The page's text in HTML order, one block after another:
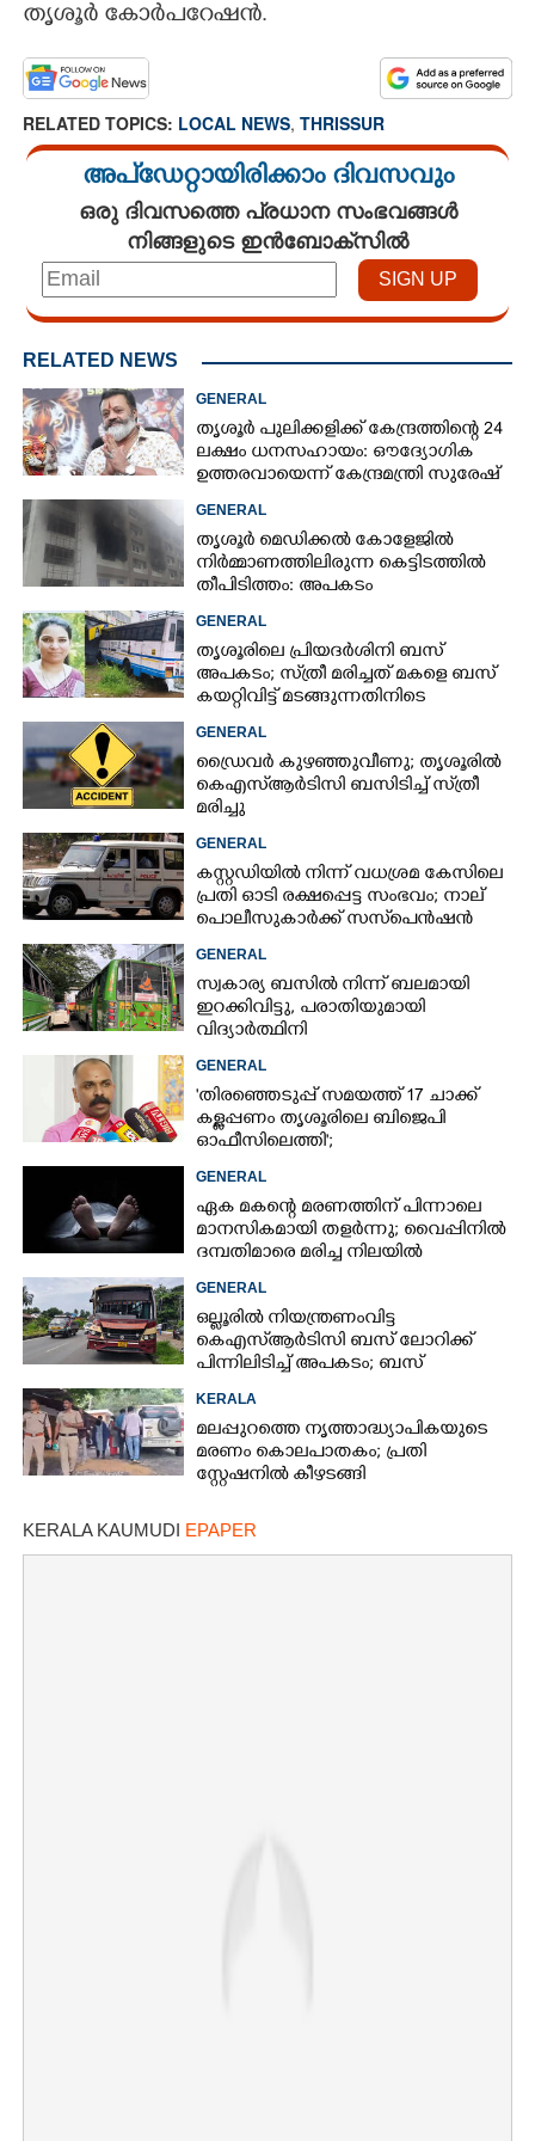
തൃശൂർ കോർപറേഷൻ.
RELATED TOPICS: LOCAL NEWS, THRISSUR
അപ്ഡേറ്റായിരിക്കാം ദിവസവും
ഒരു ദിവസത്തെ പ്രധാന സംഭവങ്ങൾ
നിങ്ങളുടെ ഇൻബോക്സിൽ
RELATED NEWS
GENERAL
തൃശൂർ പുലിക്കളിക്ക് കേന്ദ്രത്തിന്റെ 24
ലക്ഷം ധനസഹായം: ഔദ്യോഗിക
ഉത്തരവായെന്ന് കേന്ദ്രമന്ത്രി സുരേഷ്
GENERAL
തൃശൂർ മെഡിക്കൽ കോളേജിൽ
നിർമ്മാണത്തിലിരുന്ന കെട്ടിടത്തിൽ
തീപിടിത്തം: അപകടം
GENERAL
തൃശൂരിലെ പ്രിയദർശിനി ബസ്
അപകടം; സ്‌ത്രീ മരിച്ചത് മകളെ ബസ്
കയറ്റിവിട്ട് മടങ്ങുന്നതിനിടെ
GENERAL
ഡ്രൈവർ കുഴഞ്ഞുവീണു; തൃശൂരിൽ
കെഎസ്‌ആർടിസി ബസിടിച്ച് സ്‌ത്രീ
മരിച്ചു
GENERAL
കസ്റ്റഡിയിൽ നിന്ന് വധശ്രമ കേസിലെ
പ്രതി ഓടി രക്ഷപ്പെട്ട സംഭവം; നാല്
പൊലീസുകാർക്ക് സസ്‌പെൻഷൻ
GENERAL
സ്വകാര്യ ബസിൽ നിന്ന് ബലമായി
ഇറക്കിവിട്ടു, പരാതിയുമായി
വിദ്യാർത്ഥിനി
GENERAL
'തിരഞ്ഞെടുപ്പ് സമയത്ത് 17 ചാക്ക്
കള്ളപ്പണം തൃശൂരിലെ ബിജെപി
ഓഫീസിലെത്തി';
സെക്രട്ടറി
GENERAL
ഏക മകന്റെ മരണത്തിന് പിന്നാലെ
മാനസികമായി തളർന്നു; വൈപ്പിനിൽ
ദമ്പതിമാരെ മരിച്ച നിലയിൽ
GENERAL
ഒല്ലൂരിൽ നിയന്ത്രണംവിട്ട
കെഎസ്‌ആർടിസി ബസ് ലോറിക്ക്
പിന്നിലിടിച്ച് അപകടം; ബസ്
KERALA
മലപ്പുറത്തെ നൃത്താദ്ധ്യാപികയുടെ
മരണം കൊലപാതകം; പ്രതി
സ്റ്റേഷനിൽ കീഴടങ്ങി
KERALA KAUMUDI EPAPER